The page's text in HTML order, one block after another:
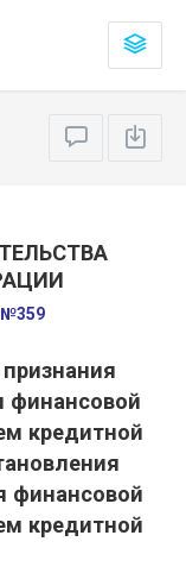
№359
кредитной
финансовой
кредитной